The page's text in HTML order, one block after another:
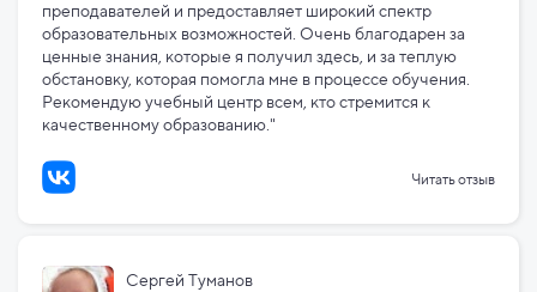
преподавателей и предоставляет широкий спектр
образовательных возможностей. Очень благодарен за
ценные знания, которые я получил здесь, и за теплую
обстановку, которая помогла мне в процессе обучения.
Рекомендую учебный центр всем, кто стремится к
качественному образованию."
Читать отзыв
Сергей Туманов